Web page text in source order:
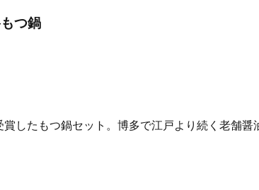
つ鍋
したもつ鍋セット。博多で江戸より続く老舗